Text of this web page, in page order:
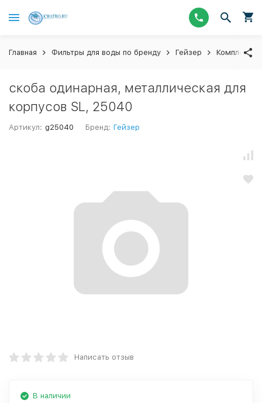
Главная Фильтры для воды по бренду Гейзер
скоба одинарная, металлическая для
корпусов SL, 25040
Артикул: g25040 Бренд: Гейзер
Написать отзыв
В наличии